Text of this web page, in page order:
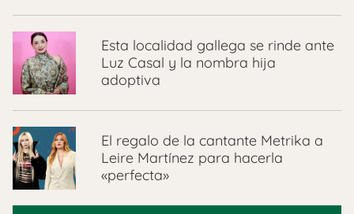
Esta localidad gallega se rinde ante
Luz Casal y la nombra hija
adoptiva
El regalo de la cantante Metrika a
Leire Martínez para hacerla
«perfecta»